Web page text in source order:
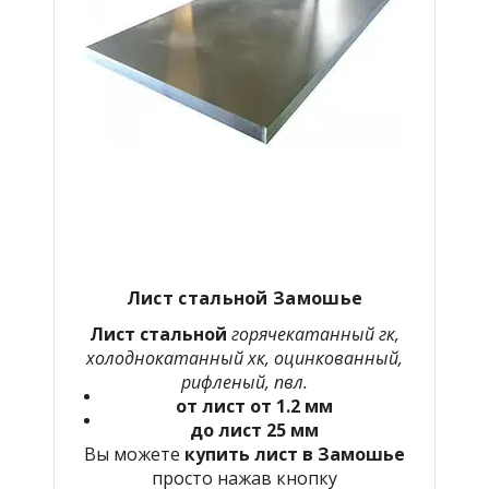
Лист стальной Замошье
Лист стальной горячекатанный гк,
холоднокатанный хк, оцинкованный,
рифленый, пвл.
от лист от 1.2 мм
до лист 25 мм
Вы можете купить лист в Замошье
просто нажав кнопку